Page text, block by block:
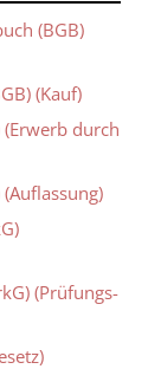
(BGB)
(Kauf)
(Erwerb durch
(Prüfungs-